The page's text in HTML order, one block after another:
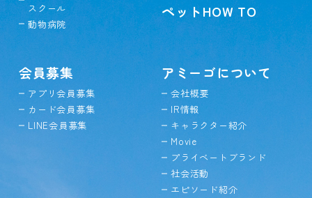
スクール
動物病院
ペットHOW TO
会員募集
アプリ会員募集
カード会員募集
LINE会員募集
アミーゴについて
会社概要
IR情報
キャラクター紹介
Movie
プライベートブランド
社会活動
エピソード紹介